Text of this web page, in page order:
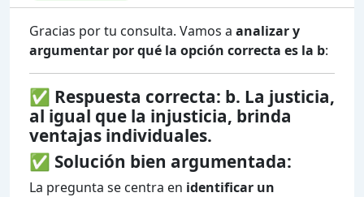
Gracias por tu consulta. Vamos a analizar y
argumentar por qué la opción correcta es la b:
✅ Respuesta correcta: b. La justicia,
al igual que la injusticia, brinda
ventajas individuales.
✅ Solución bien argumentada:
La pregunta se centra en identificar un